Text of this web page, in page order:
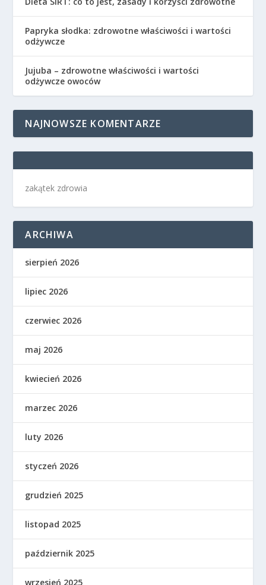
Papryka słodka: zdrowotne właściwości i wartości
odżywcze
Jujuba – zdrowotne właściwości i wartości
odżywcze owoców
NAJNOWSZE KOMENTARZE
zakątek zdrowia
ARCHIWA
sierpień 2026
lipiec 2026
czerwiec 2026
maj 2026
kwiecień 2026
marzec 2026
luty 2026
styczeń 2026
grudzień 2025
listopad 2025
październik 2025
wrzesień 2025